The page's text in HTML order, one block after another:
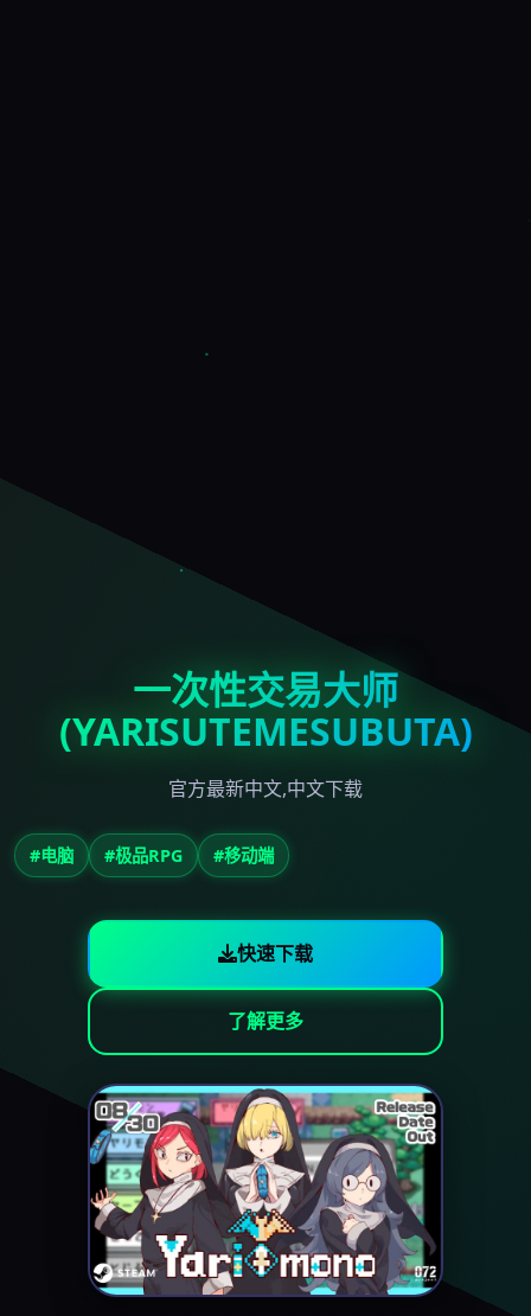
一次性交易大师
(YARISUTEMESUBUTA)
官方最新中文,中文下载
#电脑 #极品RPG #移动端
快速下载
了解更多